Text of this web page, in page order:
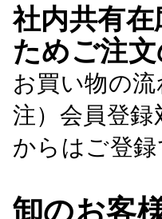
社内共有
ためご注
お買い物の
注）会員登
からはご登録
卸のお客